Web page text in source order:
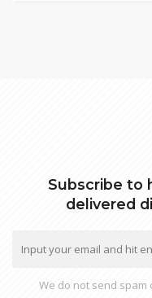
Subscribe to
delivered
We do not send